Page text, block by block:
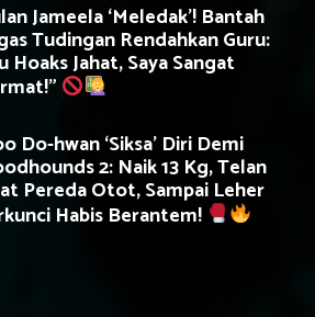
Jameela ‘Meledak’! Bantah
Tudingan Rendahkan Guru:
Hoaks Jahat, Saya Sangat
Do-hwan ‘Siksa’ Diri Demi
2: Naik 13 Kg, Telan
Pereda Otot, Sampai Leher
Habis Berantem!